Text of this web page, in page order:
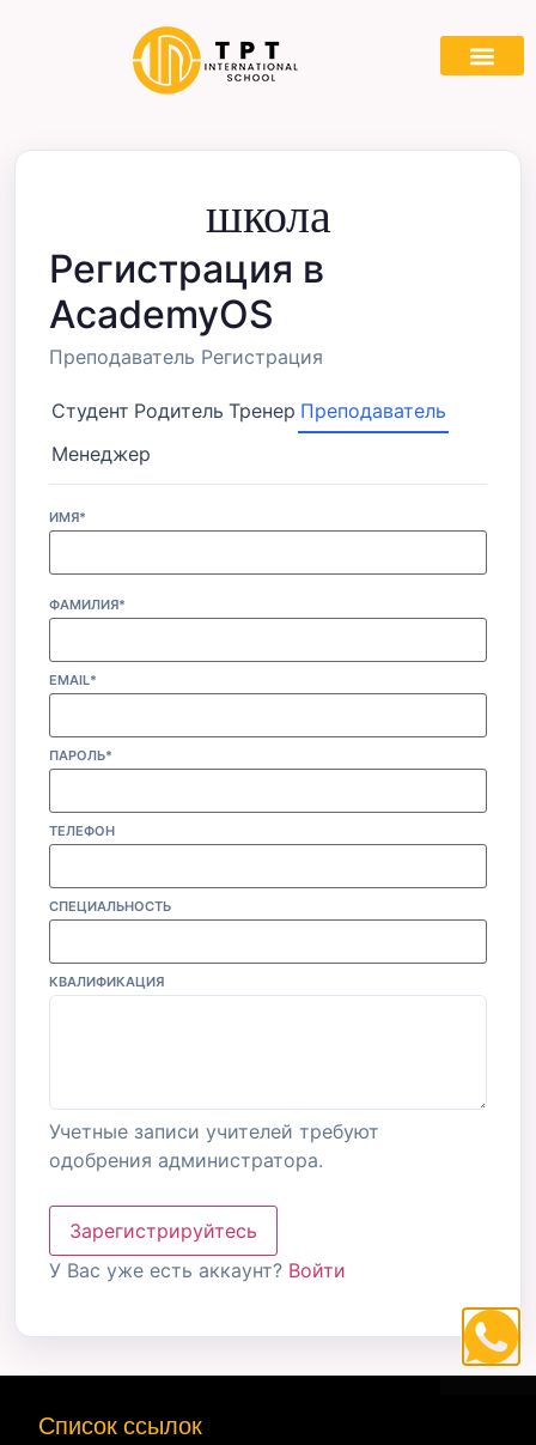
школа
Регистрация в
AcademyOS
Преподаватель Регистрация
Студент Родитель Тренер Преподаватель
Менеджер
ИМЯ*
ФАМИЛИЯ*
EMAIL*
ПАРОЛЬ*
ТЕЛЕФОН
СПЕЦИАЛЬНОСТЬ
КВАЛИФИКАЦИЯ
Учетные записи учителей требуют
одобрения администратора.
Зарегистрируйтесь
У Вас уже есть аккаунт? Войти
Список ссылок